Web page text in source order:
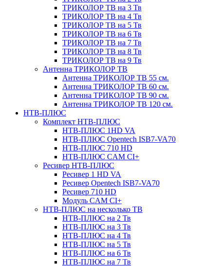
ТРИКОЛОР ТВ на 3 Тв
ТРИКОЛОР ТВ на 4 Тв
ТРИКОЛОР ТВ на 5 Тв
ТРИКОЛОР ТВ на 6 Тв
ТРИКОЛОР ТВ на 7 Тв
ТРИКОЛОР ТВ на 8 Тв
ТРИКОЛОР ТВ на 9 Тв
Антенна ТРИКОЛОР ТВ
Антенна ТРИКОЛОР ТВ 55 см.
Антенна ТРИКОЛОР ТВ 60 см.
Антенна ТРИКОЛОР ТВ 90 см.
Антенна ТРИКОЛОР ТВ 120 см.
НТВ-ПЛЮС
Комплект НТВ-ПЛЮС
НТВ-ПЛЮС 1HD VA
НТВ-ПЛЮС Opentech ISB7-VA70
НТВ-ПЛЮС 710 HD
НТВ-ПЛЮС CAM CI+
Ресивер НТВ-ПЛЮС
Ресивер 1 HD VA
Ресивер Opentech ISB7-VA70
Ресивер 710 HD
Модуль CAM CI+
НТВ-ПЛЮС на несколько ТВ
НТВ-ПЛЮС на 2 Тв
НТВ-ПЛЮС на 3 Тв
НТВ-ПЛЮС на 4 Тв
НТВ-ПЛЮС на 5 Тв
НТВ-ПЛЮС на 6 Тв
НТВ-ПЛЮС на 7 Тв